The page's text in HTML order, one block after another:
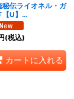
秘伝ライオネル・ガ
U】
77}《光》
(税込)
カートに入れる